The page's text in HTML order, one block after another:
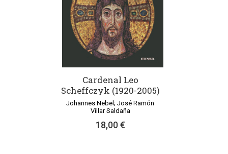
Cardenal Leo
Scheffczyk (1920-2005)
Johannes Nebel; José Ramón
Villar Saldaña
18,00 €